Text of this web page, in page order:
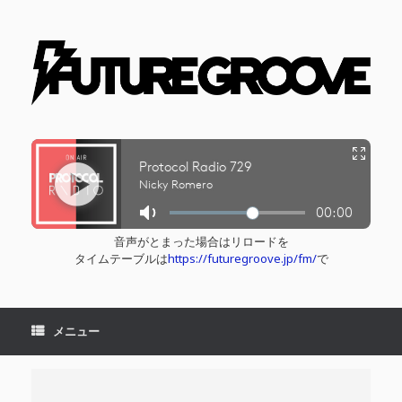
音声がとまった場合はリロードを
タイムテーブルはhttps://futuregroove.jp/fm/で
メニュー